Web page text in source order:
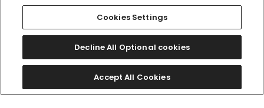
プライバシーポリシー Cookies Settings
特定商取引法に基づく表示
Amazon PayはAmazon.com, Inc.またはその関連会社の商標です。
楽天ペイは楽天株式会社の登録商標です。
© 2026 CITIZEN WATCH CO., LTD.
Cookies Settings
Decline All Optional cookies
Accept All Cookies